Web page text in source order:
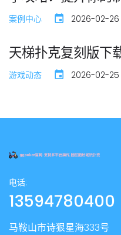
案例中心 2026-02-26
天梯扑克复刻版下
游戏动态 2026-02-25
电话:
13594780400
马鞍山市诗狠星海333号